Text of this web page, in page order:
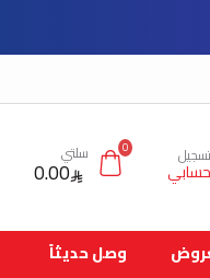
تسجيل
حسابي
0 سلتي
0.00
وصل حديثاً